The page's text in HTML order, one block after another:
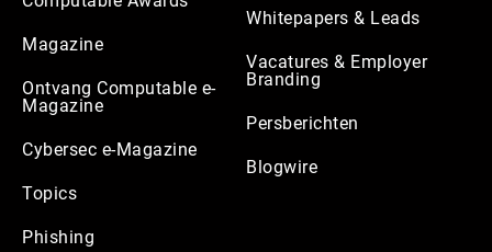
Magazine
Ontvang Computable e-
Magazine
Cybersec e-Magazine
Topics
Phishing
Whitepapers & Leads
Vacatures & Employer
Branding
Persberichten
Blogwire